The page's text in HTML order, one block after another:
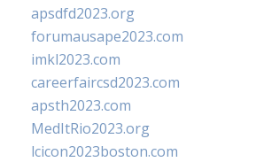
apsdfd2023.org
forumausape2023.com
imkl2023.com
careerfaircsd2023.com
apsth2023.com
MedItRio2023.org
lcicon2023boston.com